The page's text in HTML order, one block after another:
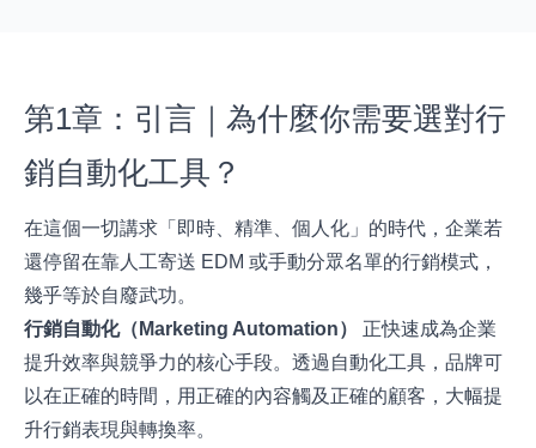
第1章：引言｜為什麼你需要選對行
銷自動化工具？
在這個一切講求「即時、精準、個人化」的時代，企業若
還停留在靠人工寄送 EDM 或手動分眾名單的行銷模式，
幾乎等於自廢武功。
行銷自動化（Marketing Automation）
正快速成為企業
提升效率與競爭力的核心手段。透過自動化工具，品牌可
以在正確的時間，用正確的內容觸及正確的顧客，大幅提
升行銷表現與轉換率。